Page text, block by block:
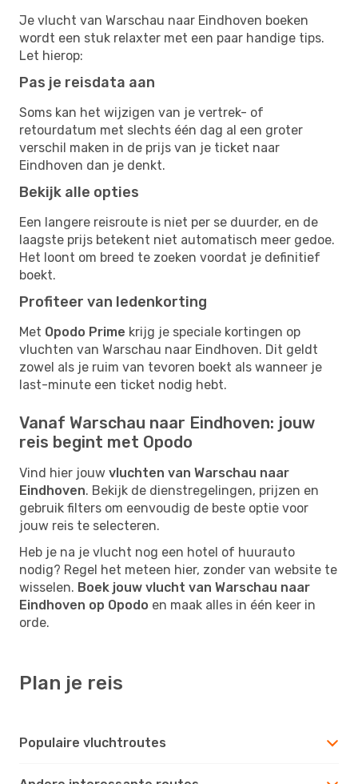
Je vlucht van Warschau naar Eindhoven boeken
wordt een stuk relaxter met een paar handige tips.
Let hierop:
Pas je reisdata aan
Soms kan het wijzigen van je vertrek- of
retourdatum met slechts één dag al een groter
verschil maken in de prijs van je ticket naar
Eindhoven dan je denkt.
Bekijk alle opties
Een langere reisroute is niet per se duurder, en de
laagste prijs betekent niet automatisch meer gedoe.
Het loont om breed te zoeken voordat je definitief
boekt.
Profiteer van ledenkorting
Met Opodo Prime krijg je speciale kortingen op
vluchten van Warschau naar Eindhoven. Dit geldt
zowel als je ruim van tevoren boekt als wanneer je
last-minute een ticket nodig hebt.
Vanaf Warschau naar Eindhoven: jouw
reis begint met Opodo
Vind hier jouw vluchten van Warschau naar
Eindhoven. Bekijk de dienstregelingen, prijzen en
gebruik filters om eenvoudig de beste optie voor
jouw reis te selecteren.
Heb je na je vlucht nog een hotel of huurauto
nodig? Regel het meteen hier, zonder van website te
wisselen. Boek jouw vlucht van Warschau naar
Eindhoven op Opodo en maak alles in één keer in
orde.
Plan je reis
Populaire vluchtroutes